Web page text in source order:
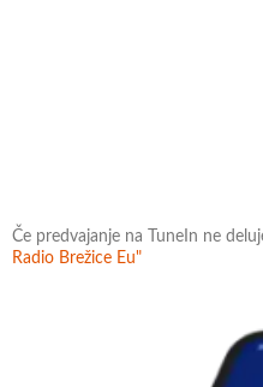
Če predvajanje na TuneIn ne
Radio Brežice Eu"